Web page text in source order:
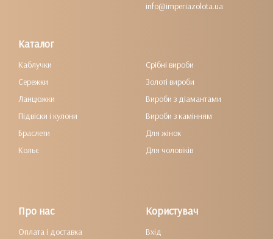
info@imperiazolota.ua
Каталог
Каблучки
Сережки
Ланцюжки
Підвіски і кулони
Браслети
Кольє
Срібні вироби
Золоті вироби
Вироби з діамантами
Вироби з камінням
Для жінок
Для чоловіків
Про нас
Оплата і доставка
Користувач
Вхід